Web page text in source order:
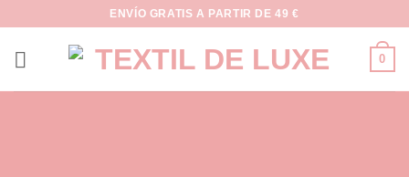
contenido
ENVÍO GRATIS A PARTIR DE 49 €
0